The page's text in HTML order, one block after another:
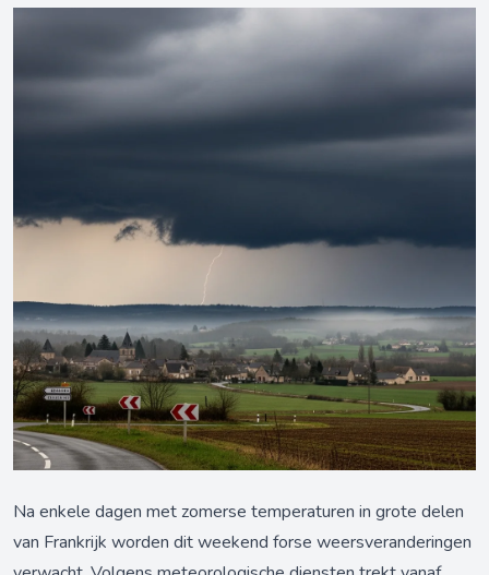
Na enkele dagen met zomerse temperaturen in grote delen
van Frankrijk worden dit weekend forse weersveranderingen